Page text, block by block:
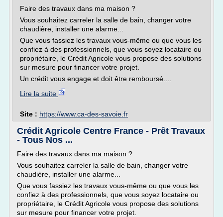
Faire des travaux dans ma maison ?
Vous souhaitez carreler la salle de bain, changer votre
chaudière, installer une alarme...
Que vous fassiez les travaux vous-même ou que vous les
confiez à des professionnels, que vous soyez locataire ou
propriétaire, le Crédit Agricole vous propose des solutions
sur mesure pour financer votre projet.
Un crédit vous engage et doit être remboursé....
Lire la suite
Site : https://www.ca-des-savoie.fr
Crédit Agricole Centre France - Prêt Travaux
- Tous Nos ...
Faire des travaux dans ma maison ?
Vous souhaitez carreler la salle de bain, changer votre
chaudière, installer une alarme...
Que vous fassiez les travaux vous-même ou que vous les
confiez à des professionnels, que vous soyez locataire ou
propriétaire, le Crédit Agricole vous propose des solutions
sur mesure pour financer votre projet.